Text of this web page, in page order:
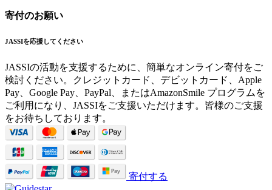
寄付のお願い
JASSIを応援してください
JASSIの活動を支援するために、簡単なオンライン寄付をご
検討ください。クレジットカード、デビットカード、Apple
Pay、Google Pay、PayPal、またはAmazonSmile プログラムを
ご利用になり、JASSIをご支援いただけます。皆様のご支援
をお待ちしております。
寄付する